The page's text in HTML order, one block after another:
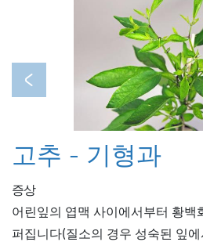
Previous
고추 - 기형과
증상
어린잎의 엽맥 사이에서부터 황백
퍼집니다(질소의 경우 성숙된 잎